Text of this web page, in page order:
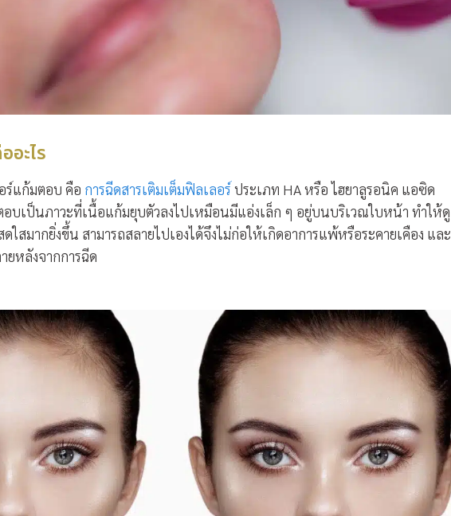
ะไร
ร์แก้มตอบ คือ การฉีดสารเติมเต็มฟิลเลอร์ ประเภท HA หรือ ไฮยาลูรอนิค แอซิด
บเป็นภาวะที่เนื้อแก้มยุบตัวลงไปเหมือนมีแอ่งเล็ก ๆ อยู่บนบริเวณใบหน้า ทำให้ดู
สมากยิ่งขึ้น สามารถสลายไปเองได้จึงไม่ก่อให้เกิดอาการแพ้หรือระคายเคือง และ
หลังจากการฉีด